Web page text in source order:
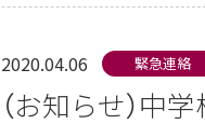
2020.04.06 緊急連絡
（お知らせ）